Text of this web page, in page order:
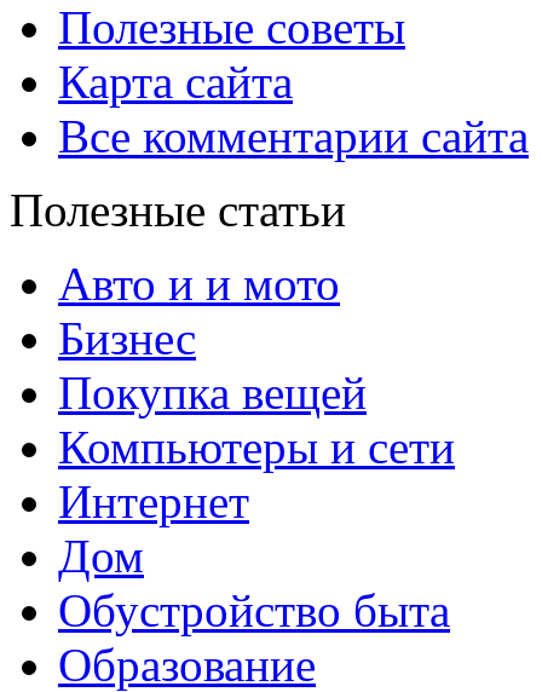
Полезные советы
Карта сайта
Все комментарии сайта
Полезные статьи
Авто и и мото
Бизнес
Покупка вещей
Компьютеры и сети
Интернет
Дом
Обустройство быта
Образование